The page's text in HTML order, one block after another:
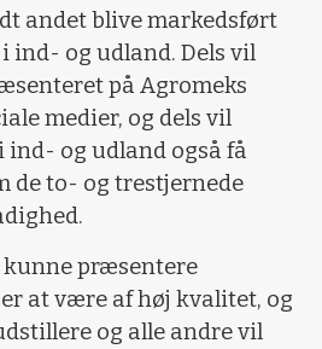
andet blive markedsført
ind- og udland. Dels vil
på Agromeks
medier, og dels vil
ind- og udland også få
de to- og trestjernede
præsentere
at være af høj kvalitet, og
og alle andre vil